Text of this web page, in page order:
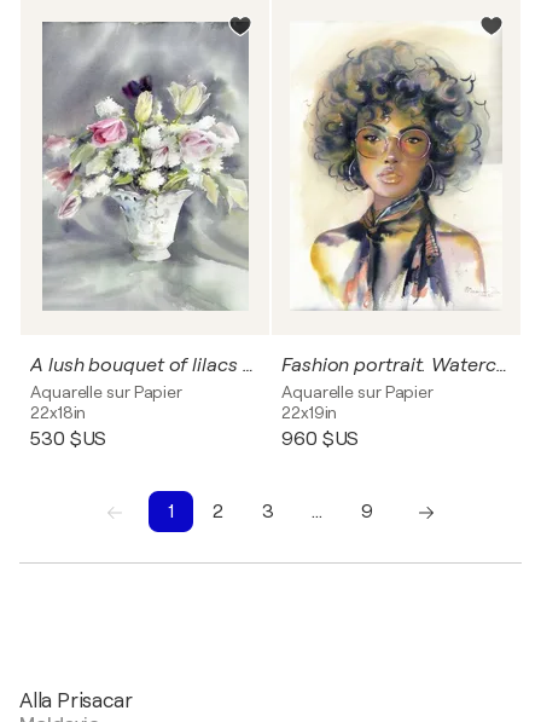
A lush bouquet of lilacs and tulips
Aquarelle sur Papier
22x18in
530 $US
Fashion portrait. Watercolor.
Aquarelle sur Papier
22x19in
960 $US
1 2 3 …
9
Alla Prisacar